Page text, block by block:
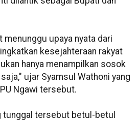
menunggu upaya nyata dari
kesejahteraan rakyat
hanya menampilkan sosok
ujar Syamsul Wathoni yang
Ngawi tersebut.
tunggal tersebut betul-betul